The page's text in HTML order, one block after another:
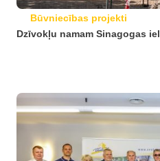
Būvniecības projekti
Dzīvokļu namam Sinagogas